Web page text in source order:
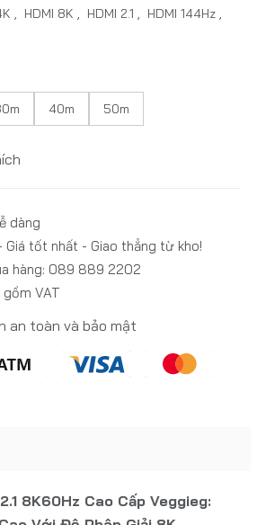
, HDMI 8K , HDMI 2.1 , HDMI 144Hz ,
40m 50m
dàng
Giá tốt nhất - Giao thẳng từ kho!
hàng: 089 889 2202
VAT
an toàn và bảo mật
8K60Hz Cao Cấp Veggieg: